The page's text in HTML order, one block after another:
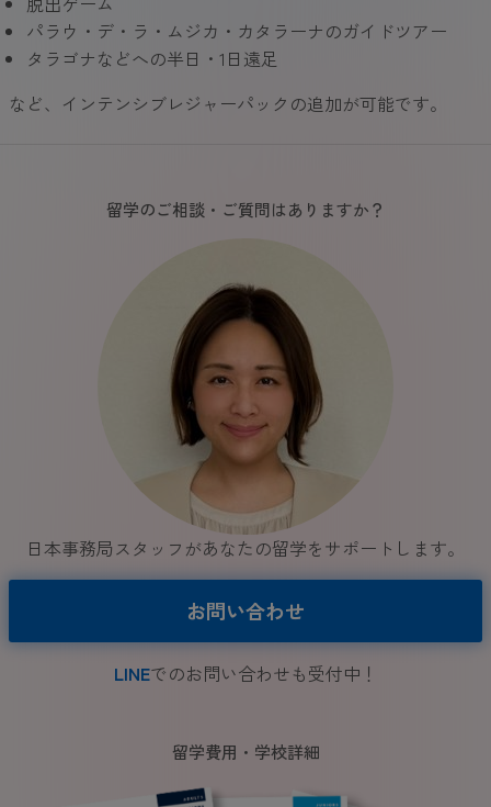
パラウ・デ・ラ・ムジカ・カタラーナのガイドツアー
タラゴナなどへの半日・1日遠足
など、インテンシブレジャーパックの追加が可能です。
留学のご相談・ご質問はありますか？
日本事務局スタッフがあなたの留学をサポートします。
お問い合わせ
LINEでのお問い合わせも受付中！
留学費用・学校詳細